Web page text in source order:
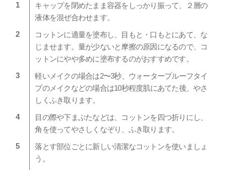
キャップを閉めたまま容器をしっかり振って、２層の
液体を混ぜ合わせます。
コットンに適量を塗布し、目もと・口もとにあて、な
じませます。量が少ないと摩擦の原因になるので、コ
ットンにやや多めに塗布するのがおすすめです。
軽いメイクの場合は2〜3秒、ウォータープルーフタイ
プのメイクなどの場合は10秒程度肌にあてた後、やさ
しくふき取ります。
目の際や下まぶたなどは、コットンを四つ折りにし、
角を使ってやさしくなぞり、ふき取ります。
落とす部位ごとに新しい清潔なコットンを使いましょ
う。